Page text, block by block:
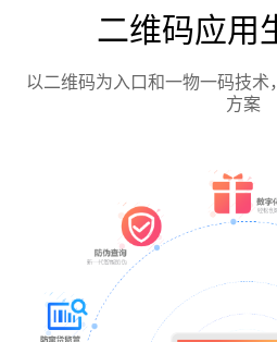
二维码应用
以二维码为入口和一物一码技
方案